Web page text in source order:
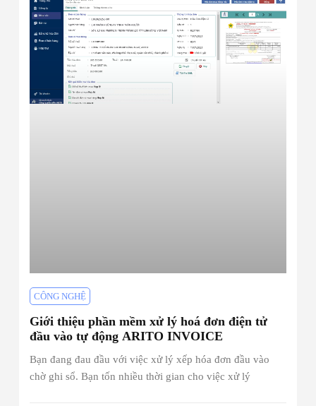
CÔNG NGHỆ
Giới thiệu phần mềm xử lý hoá đơn điện tử
đầu vào tự động ARITO INVOICE
Bạn đang đau đầu với việc xử lý xếp hóa đơn đầu vào
chờ ghi sổ. Bạn tốn nhiều thời gian cho việc xử lý